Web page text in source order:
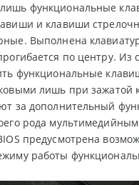
функциональные
и клавиши
Выполнена
по центру. Из
функциональные
лишь при зажатой
за дополнительный
рода
предусмотрена
работы